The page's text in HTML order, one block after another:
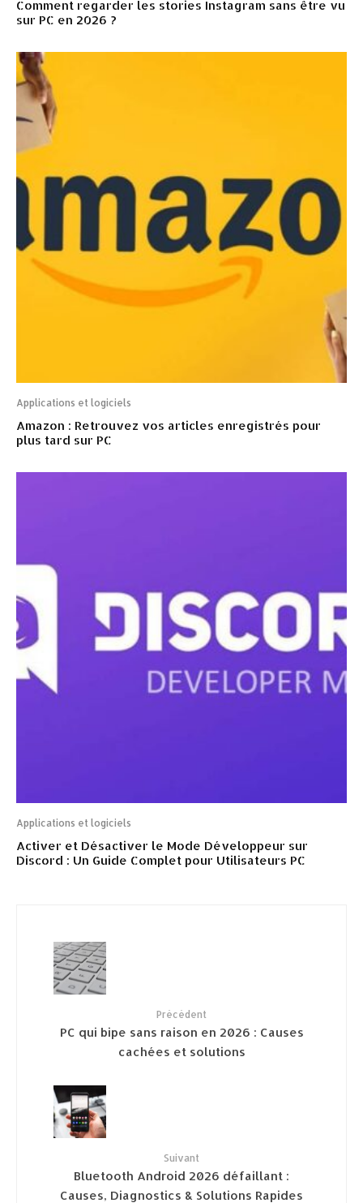
Comment regarder les stories Instagram sans être vu
sur PC en 2026 ?
Applications et logiciels
Amazon : Retrouvez vos articles enregistrés pour
plus tard sur PC
Applications et logiciels
Activer et Désactiver le Mode Développeur sur
Discord : Un Guide Complet pour Utilisateurs PC
Précédent
PC qui bipe sans raison en 2026 : Causes
cachées et solutions
Suivant
Bluetooth Android 2026 défaillant :
Causes, Diagnostics & Solutions Rapides